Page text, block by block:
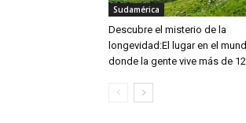
Sudamérica
Descubre el misterio de la
longevidad:El lugar en el
donde la gente vive más de